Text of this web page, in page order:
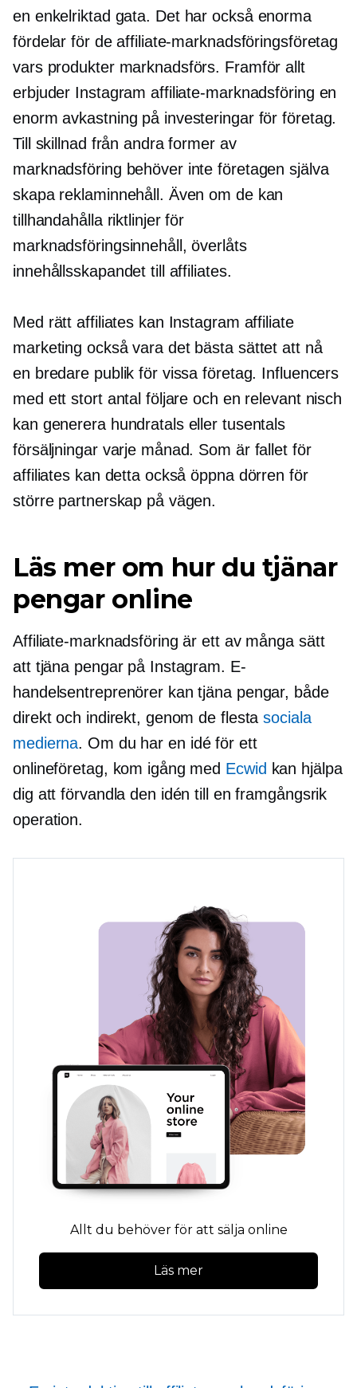
en enkelriktad gata. Det har också enorma
fördelar för de affiliate-marknadsföringsföretag
vars produkter marknadsförs. Framför allt
erbjuder Instagram affiliate-marknadsföring en
enorm avkastning på investeringar för företag.
Till skillnad från andra former av
marknadsföring behöver inte företagen själva
skapa reklaminnehåll. Även om de kan
tillhandahålla riktlinjer för
marknadsföringsinnehåll, överlåts
innehållsskapandet till affiliates.
Med rätt affiliates kan Instagram affiliate
marketing också vara det bästa sättet att nå
en bredare publik för vissa företag. Influencers
med ett stort antal följare och en relevant nisch
kan generera hundratals eller tusentals
försäljningar varje månad. Som är fallet för
affiliates kan detta också öppna dörren för
större partnerskap på vägen.
Läs mer om hur du tjänar
pengar online
Affiliate-marknadsföring är ett av många sätt
att tjäna pengar på Instagram. E-
handelsentreprenörer kan tjäna pengar, både
direkt och indirekt, genom de flestasociala
medierna. Om du har en idé för ett
onlineföretag, kom igång med Ecwid kan hjälpa
dig att förvandla den idén till en framgångsrik
operation.
Allt du behöver för att sälja online
Läs mer